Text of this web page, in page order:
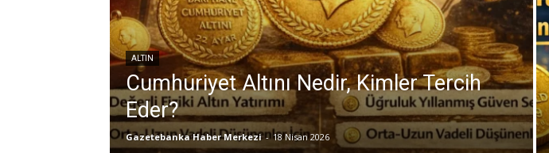
ALTIN
Cumhuriyet Altını Nedir, Kimler Tercih
Eder?
Gazetebanka Haber Merkezi - 18 Nisan 2026